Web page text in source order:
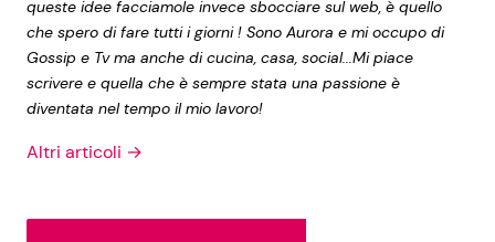
queste idee facciamole invece sbocciare sul web, è quello
che spero di fare tutti i giorni ! Sono Aurora e mi occupo di
Gossip e Tv ma anche di cucina, casa, social...Mi piace
scrivere e quella che è sempre stata una passione è
diventata nel tempo il mio lavoro!
Altri articoli →